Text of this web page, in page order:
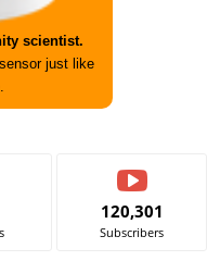
scientist.
just like
120,301
Subscribers